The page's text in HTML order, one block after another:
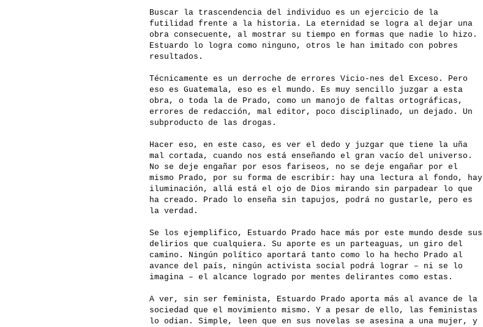
Buscar la trascendencia del individuo es un ejercicio de la
futilidad frente a la historia. La eternidad se logra al dejar una
obra consecuente, al mostrar su tiempo en formas que nadie lo hizo.
Estuardo lo logra como ninguno, otros le han imitado con pobres
resultados.
Técnicamente es un derroche de errores Vicio-nes del Exceso. Pero
eso es Guatemala, eso es el mundo. Es muy sencillo juzgar a esta
obra, o toda la de Prado, como un manojo de faltas ortográficas,
errores de redacción, mal editor, poco disciplinado, un dejado. Un
subproducto de las drogas.
Hacer eso, en este caso, es ver el dedo y juzgar que tiene la uña
mal cortada, cuando nos está enseñando el gran vacío del universo.
No se deje engañar por esos fariseos, no se deje engañar por el
mismo Prado, por su forma de escribir: hay una lectura al fondo, hay
iluminación, allá está el ojo de Dios mirando sin parpadear lo que
ha creado. Prado lo enseña sin tapujos, podrá no gustarle, pero es
la verdad.
Se los ejemplifico, Estuardo Prado hace más por este mundo desde sus
delirios que cualquiera. Su aporte es un parteaguas, un giro del
camino. Ningún político aportará tanto como lo ha hecho Prado al
avance del país, ningún activista social podrá lograr – ni se lo
imagina – el alcance logrado por mentes delirantes como estas.
A ver, sin ser feminista, Estuardo Prado aporta más al avance de la
sociedad que el movimiento mismo. Y a pesar de ello, las feministas
lo odian. Simple, leen que en sus novelas se asesina a una mujer, y